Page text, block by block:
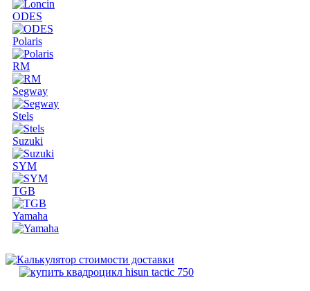
ODES
Polaris
RM
Segway
Stels
Suzuki
SYM
TGB
Yamaha